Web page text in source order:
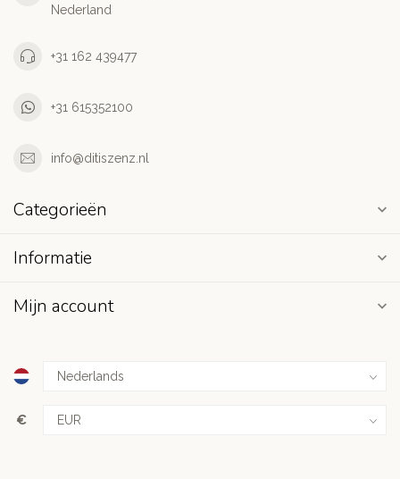
Nederland
+31 162 439477
+31 615352100
info@ditiszenz.nl
Categorieën
Informatie
Mijn account
€